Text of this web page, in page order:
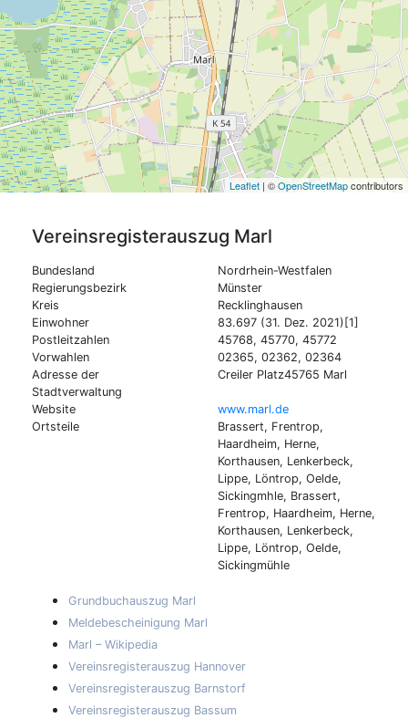
Leaflet | ©OpenStreetMapcontributors
Vereinsregisterauszug Marl
Bundesland
Nordrhein-Westfalen
Regierungsbezirk
Münster
Kreis
Recklinghausen
Einwohner
83.697 (31. Dez. 2021)[1]
Postleitzahlen
45768, 45770, 45772
Vorwahlen
02365, 02362, 02364
Adresse der
Stadtverwaltung
Creiler Platz45765 Marl
Website
www.marl.de
Ortsteile
Brassert, Frentrop,
Haardheim, Herne,
Korthausen, Lenkerbeck,
Lippe, Löntrop, Oelde,
Sickingmhle, Brassert,
Frentrop, Haardheim, Herne,
Korthausen, Lenkerbeck,
Lippe, Löntrop, Oelde,
Sickingmühle
Grundbuchauszug Marl
Meldebescheinigung Marl
Marl – Wikipedia
Vereinsregisterauszug Hannover
Vereinsregisterauszug Barnstorf
Vereinsregisterauszug Bassum